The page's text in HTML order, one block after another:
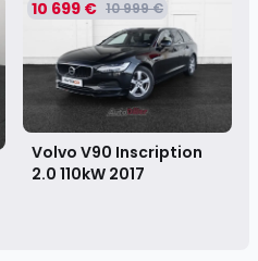
10 699 € 10 999 €
Volvo V90 Inscription
2.0 110kW 2017